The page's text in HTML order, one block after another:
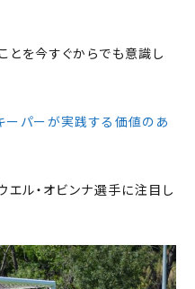
とを今すぐからでも意識し
ーパーが実践する価値のあ
エル・オビンナ選手に注目し